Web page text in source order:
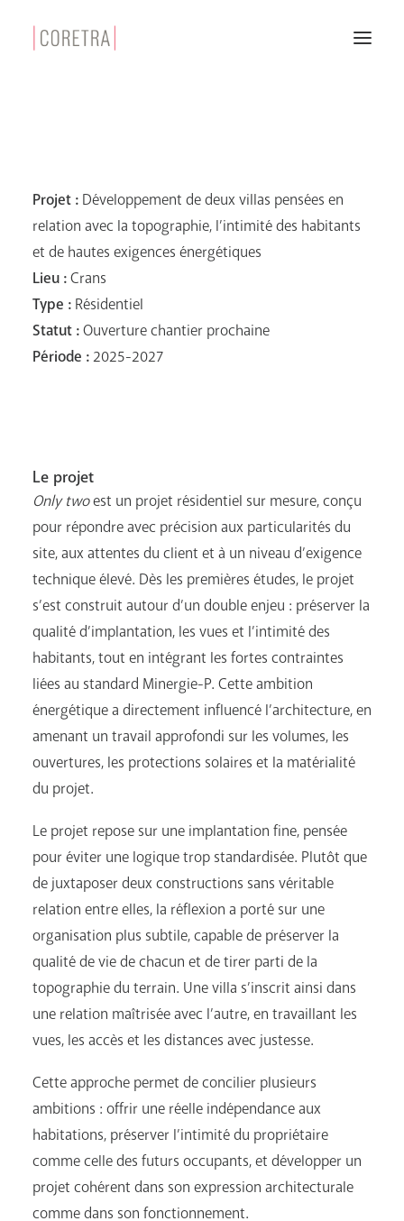
Projet : Développement de deux villas pensées en
relation avec la topographie, l’intimité des habitants
et de hautes exigences énergétiques
Lieu :Crans
Type : Résidentiel
Statut :Ouverture chantier prochaine
Période :2025-2027
Le projet
Only twoest un projet résidentiel sur mesure, conçu
pour répondre avec précision aux particularités du
site, aux attentes du client et à un niveau d’exigence
technique élevé. Dès les premières études, le projet
s’est construit autour d’un double enjeu : préserver la
qualité d’implantation, les vues et l’intimité des
habitants, tout en intégrant les fortes contraintes
liées au standard Minergie-P. Cette ambition
énergétique a directement influencé l’architecture, en
amenant un travail approfondi sur les volumes, les
ouvertures, les protections solaires et la matérialité
du projet.
Le projet repose sur une implantation fine, pensée
pour éviter une logique trop standardisée. Plutôt que
de juxtaposer deux constructions sans véritable
relation entre elles, la réflexion a porté sur une
organisation plus subtile, capable de préserver la
qualité de vie de chacun et de tirer parti de la
topographie du terrain. Une villa s’inscrit ainsi dans
une relation maîtrisée avec l’autre, en travaillant les
vues, les accès et les distances avec justesse.
Cette approche permet de concilier plusieurs
ambitions : offrir une réelle indépendance aux
habitations, préserver l’intimité du propriétaire
comme celle des futurs occupants, et développer un
projet cohérent dans son expression architecturale
comme dans son fonctionnement.